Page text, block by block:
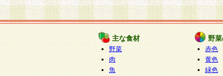
主な食材
野菜
肉
魚
野
赤色
黄色
緑色